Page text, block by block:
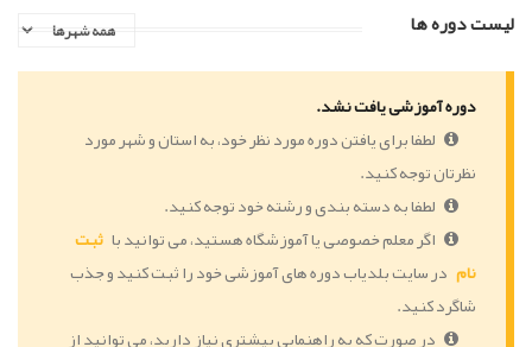
لیست دوره ها
دوره آموزشی یافت نشد.
لطفا برای یافتن دوره مورد نظر خود، به استان و شهر مورد
نظرتان توجه کنید.
لطفا به دسته بندی و رشته خود توجه کنید.
اگر معلم خصوصی یا آموزشگاه هستید، می توانید با ثبت
نام در سایت بلدیاب دوره های آموزشی خود را ثبت کنید و جذب
شاگرد کنید.
در صورت که به راهنمایی بیشتری نیاز دارید، می توانید از